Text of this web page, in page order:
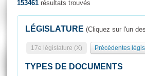
Présidence
Séance publique
Rôle et pouvoirs de l'Assemblée
Visiter l'Assemblée
153461 résultats trouvés
LÉGISLATURE (Cliquez sur l'un
17e législature (X) Précédentes
TYPES DE DOCUMENTS